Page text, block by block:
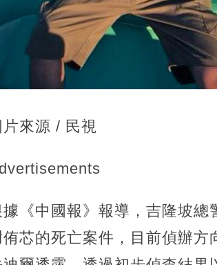
片來源 / 民視
據《中國報》報導，吉隆坡
侑芯的死亡案件，目前偵辦方